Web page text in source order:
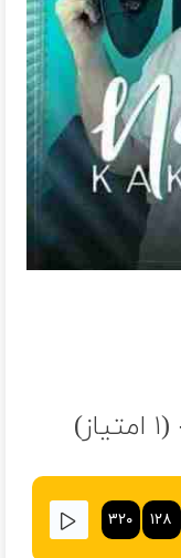
۱۲۸ ۳۲۰